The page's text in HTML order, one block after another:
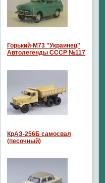
Горький-М73 "Украинец"
Автолегенды СССР №117
КрАЗ-256Б самосвал
(песочный)